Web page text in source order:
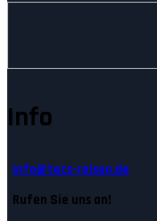
Info
Info@tecs-reisen.de
Rufen Sie uns an!